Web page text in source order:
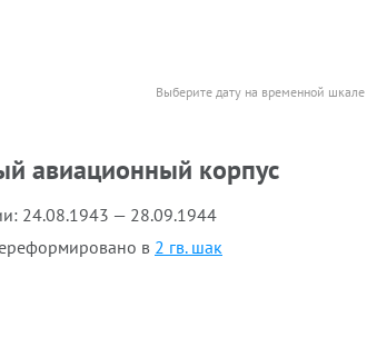
Выберите дату на временной
авиационный корпус
24.08.1943 — 28.09.1944
в 2 гв. шак